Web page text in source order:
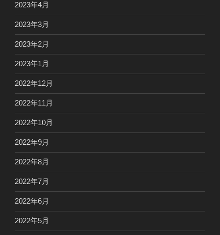
2023年4月
2023年3月
2023年2月
2023年1月
2022年12月
2022年11月
2022年10月
2022年9月
2022年8月
2022年7月
2022年6月
2022年5月